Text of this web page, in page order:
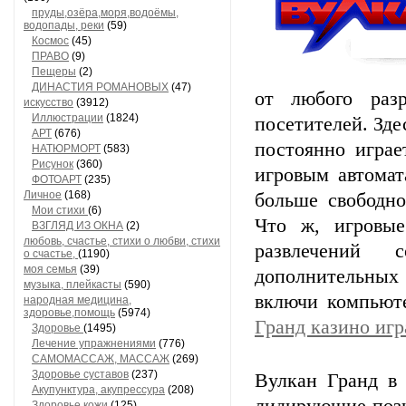
пруды,озёра,моря,водоёмы,
водопады, реки (59)
Космос (45)
ПРАВО (9)
Пещеры (2)
ДИНАСТИЯ РОМАНОВЫХ (47)
искусство (3912)
Иллюстрации (1824)
АРТ (676)
НАТЮРМОРТ (583)
Рисунок (360)
ФОТОАРТ (235)
Личное (168)
Мои стихи (6)
ВЗГЛЯД ИЗ ОКНА (2)
любовь, счастье, стихи о любви, стихи
о счастье, (1190)
моя семья (39)
музыка, плейкасты (590)
народная медицина,
здоровье,помощь (5974)
Здоровье (1495)
Лечение упражнениями (776)
САМОМАССАЖ, МАССАЖ (269)
Здоровье суставов (237)
Акупунктура, акупрессура (208)
от любого
посетителей.
постоянно
игровым
больше
Что ж,
включи
Гранд казино
Вулкан Гранд в